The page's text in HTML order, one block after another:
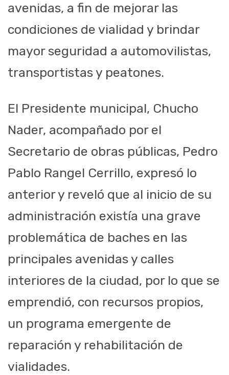
avenidas, a fin de mejorar las
condiciones de vialidad y brindar
mayor seguridad a automovilistas,
transportistas y peatones.
El Presidente municipal, Chucho
Nader, acompañado por el
Secretario de obras públicas, Pedro
Pablo Rangel Cerrillo, expresó lo
anterior y reveló que al inicio de su
administración existía una grave
problemática de baches en las
principales avenidas y calles
interiores de la ciudad, por lo que se
emprendió, con recursos propios,
un programa emergente de
reparación y rehabilitación de
vialidades.